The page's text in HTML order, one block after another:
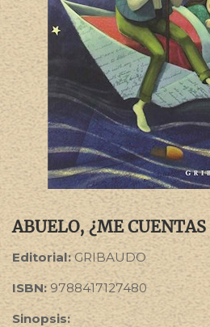
ABUELO, ¿ME
Editorial:GRIBAUDO
ISBN:9788417127480
Sinopsis: